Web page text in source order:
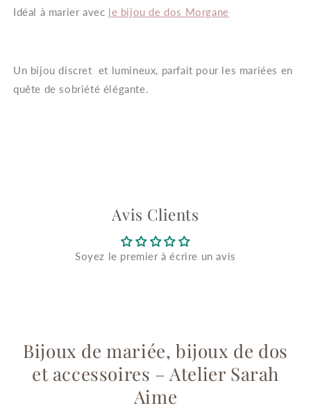
Idéal à marier avec le bijou de dos Morgane
Un bijou discret et lumineux, parfait pour les mariées en
quête de sobriété élégante.
Avis Clients
Soyez le premier à écrire un avis
Bijoux de mariée, bijoux de dos
et accessoires – Atelier Sarah
Aime